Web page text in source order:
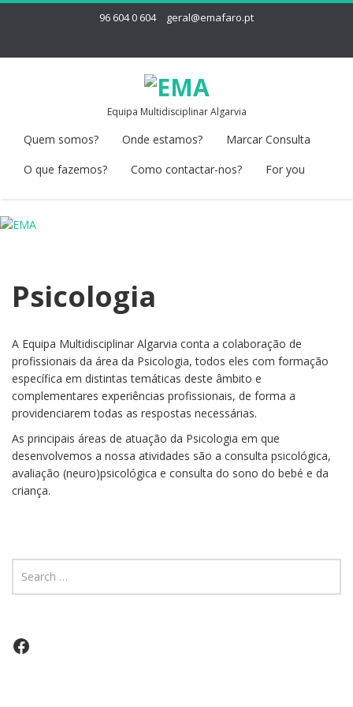
96 604 0 604 geral@emafaro.pt
Equipa Multidisciplinar Algarvia
Quem somos? Onde estamos?
Marcar Consulta
O que fazemos?
Como contactar-nos? For you
Psicologia
A Equipa Multidisciplinar Algarvia conta a colaboração de
profissionais da área da Psicologia, todos eles com formação
específica em distintas temáticas deste âmbito e
complementares experiências profissionais, de forma a
providenciarem todas as respostas necessárias.
As principais áreas de atuação da Psicologia em que
desenvolvemos a nossa atividades são a consulta psicológica,
avaliação (neuro)psicológica e consulta do sono do bebé e da
criança.
Facebook